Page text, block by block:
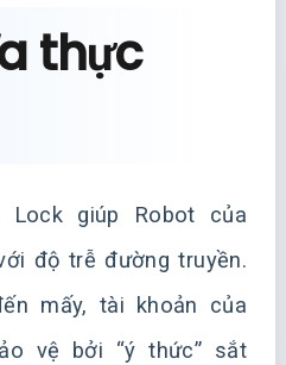
thực
Lock giúp Robot của
độ trễ đường truyền.
mấy, tài khoản của
vệ bởi “ý thức” sắt